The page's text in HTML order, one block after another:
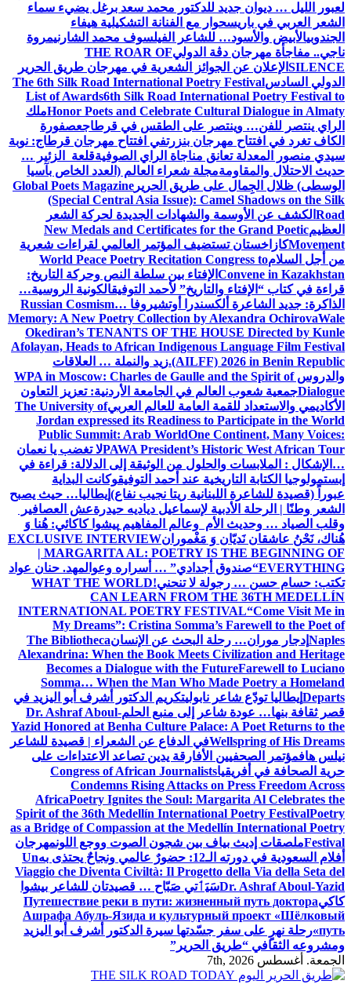
لعبور الليل … ديوان جديد للدكتور محمد سعد برغل يضيء سماء
الشعر العربي في باريسحوار مع الفنانة التشكيلية هيفاء
الجندوبيالأبيض والأسود… للشاعر الفيلسوف محمد الشارنيمروة
ناجي.. مفاجأة مهرجان دڨة الدوليTHE ROAR OF
SILENCE الإعلان عن الجوائز الشعرية في مهرجان طريق الحرير
الدولي السادسThe 6th Silk Road International Poetry Festival
List of Awards6th Silk Road International Poetry Festival to
Honor Poets and Celebrate Cultural Dialogue in Almatyملك
الراي ينتصر للفن… وينتصر على الطقس في قرطاجعصفورة
الكاف تغرد في افتتاح مهرجان بنزرتفي افتتاح مهرجان قرطاج: نوبة
سيدي منصور المعدلة تعانق مناجاة الراي الصوفيةقلعة الزئير …
حديث الاحتلال والمقاومةمجلة شعراء العالم (العدد الخاص بآسيا
الوسطى) ظلال الجِمال على طريق الحرير Global Poets Magazine
(Special Central Asia Issue): Camel Shadows on the Silk
Road الكشف عن الأوسمة والشهادات الجديدة لحركة الشعر
العظيمNew Medals and Certificates for the Grand Poetic
Movementكازاخستان تستضيف المؤتمر العالمي لقراءات شعرية
من أجل السلامWorld Peace Poetry Recitation Congress to
Convene in Kazakhstan الإفتاء بين سلطة النص وحركة التاريخ:
قراءة في كتاب “الإفتاء والتاريخ” لأحمد التوفيقالكونية الروسية…
الذاكرة: جديد الشاعرة ألكسندرا أوتشيروفا Russian Cosmism…
Memory: A New Poetry Collection by Alexandra OchirovaWale
Okediran’s TENANTS OF THE HOUSE Directed by Kunle
Afolayan, Heads to African Indigenous Language Film Festival
(AILFF) 2026 in Benin Republic. زيد والنملة … العلاقات
والدروسWPA in Moscow: Charles de Gaulle and the Spirit of
Dialogueجمعية شعوب العالم في الجامعة الأردنية: تعزيز التعاون
الأكاديمي والاستعداد للقمة العامة للعالم العربيThe University of
Jordan expressed its Readiness to Participate in the World
Public Summit: Arab WorldOne Continent, Many Voices:
PAWA President’s Historic West African Tourلا تغضب يا نعمان
…الإشكال : الملابسات والحلول من الوثيقة إلى الدلالة: قراءة في
إبستمولوجيا الكتابة التاريخية عند أحمد التوفيقوكانت البداية
عبوراً (قصيدة للشاعرة اللبنانية ريتا نجيب نفاع) إيطاليا… حيث يصبح
الشعر وطنًا | الرحلة الأدبية لإسماعيل دياديه حيدرةعش العصافير
وقلب الصياد … وحديث الأم وعالم المفاهيم پیشوا کاکائي: هُنا وَ
هُناك، نَحْنُ عاشقان نَديّان وَ مَغْمورانEXCLUSIVE INTERVIEW
| MARGARITA AL: POETRY IS THE BEGINNING OF
EVERYTHING“صندوق أجدادي” … أسراره وعوالمهد. حنان عواد
تكتب: حسام حسن … رجولة لا تنحني!WHAT THE WORLD
CAN LEARN FROM THE 36TH MEDELLÍN
INTERNATIONAL POETRY FESTIVAL“Come Visit Me in
My Dreams”: Cristina Somma’s Farewell to the Poet of
Naples إدجار موران… رحلة البحث عن الإنسانThe Bibliotheca
Alexandrina: When the Book Meets Civilization and Heritage
Becomes a Dialogue with the FutureFarewell to Luciano
Somma… When the Man Who Made Poetry a Homeland
Departs إيطاليا تودّع شاعر نابوليتكريم الدكتور أشرف أبو اليزيد في
قصر ثقافة بنها… عودة شاعر إلى منبع الحلمDr. Ashraf Aboul-
Yazid Honored at Benha Culture Palace: A Poet Returns to the
Wellspring of His Dreamsفي الدفاع عن الشعراء | قصيدة للشاعر
نيلس هافمؤتمر الصحفيين الأفارقة يدين تصاعد الاعتداءات على
حرية الصحافة في أفريقياCongress of African Journalists
Condemns Rising Attacks on Press Freedom Across
AfricaPoetry Ignites the Soul: Margarita Al Celebrates the
Spirit of the 36th Medellín International Poetry FestivalPoetry
as a Bridge of Compassion at the Medellín International Poetry
Festivalملصقات إديث بياف بين شجون الصوت ووجع اللونمهرجان
أفلام السعودية في دورته الـ12: حضورٌ عالمي ونجاحٌ يحتذى به
Un
Viaggio che Diventa Civiltà: Il Progetto della Via della Seta del
Dr. Ashraf Aboul-Yazidسَيَٲتي صَبّاح … قصيدتان للشاعر بيشوا
كاكيПутешествие реки в пути: жизненный путь доктора
Ашрафа Абуль-Язида и культурный проект «Шёлковый
путь» رحلة نهرٍ على سفر جسّدتها سيرة الدكتور أشرف أبو اليزيد
ومشروعه الثقافي “طريق الحرير”
الجمعة. أغسطس 7th, 2026